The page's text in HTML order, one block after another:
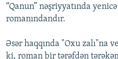
“Qanun” nəşriyyatında
romanındandır.
Əsər haqqında "Oxu zalı"na
ki, roman bir tərəfdən